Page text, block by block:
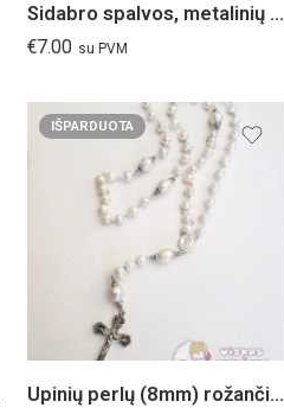
Sidabro spalvos, metalinių karoliukų rožančius
€7.00 su PVM
IŠPARDUOTA
Upinių perlų (8mm) rožančius